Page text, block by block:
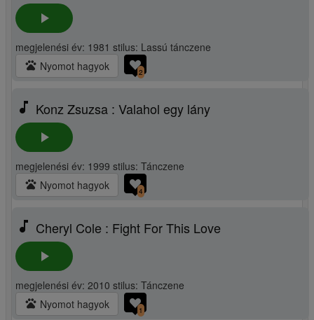
play_arrow
megjelenési év: 1981 stilus: Lassú tánczene
pets Nyomot hagyok 2
music_note Konz Zsuzsa : Valahol egy lány
play_arrow
megjelenési év: 1999 stilus: Tánczene
pets Nyomot hagyok 4
music_note Cheryl Cole : Fight For This Love
play_arrow
megjelenési év: 2010 stilus: Tánczene
pets Nyomot hagyok 1